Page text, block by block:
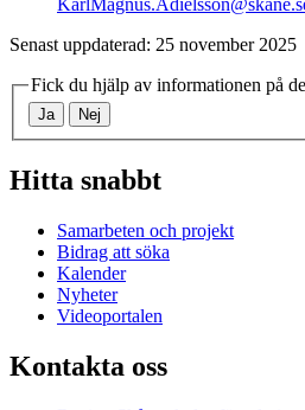
Senast uppdaterad: 25 november 2025
Fick du hjälp av informationen på
Ja Nej
Hitta snabbt
Samarbeten och projekt
Bidrag att söka
Kalender
Nyheter
Videoportalen
Kontakta oss